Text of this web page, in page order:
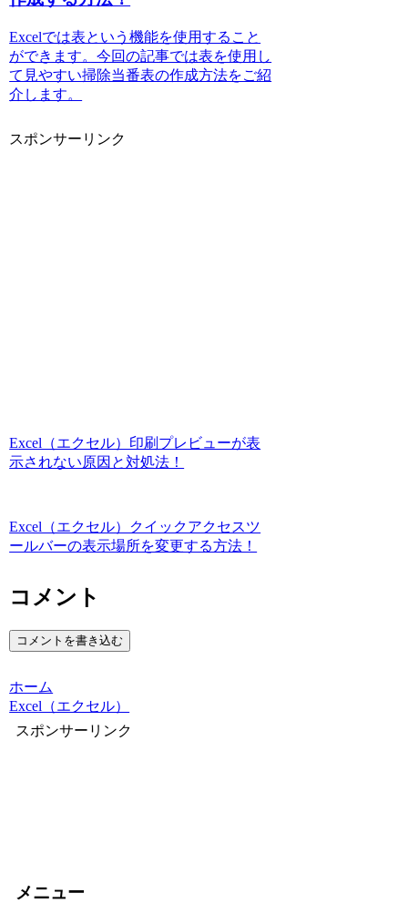
Excelでは表という機能を使用すること
ができます。今回の記事では表を使用し
て見やすい掃除当番表の作成方法をご紹
介します。
スポンサーリンク
Excel（エクセル）印刷プレビューが表
示されない原因と対処法！
Excel（エクセル）クイックアクセスツ
ールバーの表示場所を変更する方法！
コメント
コメントを書き込む
ホーム
Excel（エクセル）
スポンサーリンク
メニュー